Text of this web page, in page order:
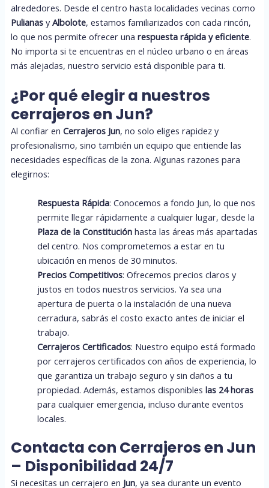
alrededores. Desde el centro hasta localidades vecinas como
PulianasyAlbolote, estamos familiarizados con cada rincón,
lo que nos permite ofrecer una respuesta rápida y eficiente.
No importa si te encuentras en el núcleo urbano o en áreas
más alejadas, nuestro servicio está disponible para ti.
¿Por qué elegir a nuestros
cerrajeros en Jun?
Al confiar en Cerrajeros Jun, no solo eliges rapidez y
profesionalismo, sino también un equipo que entiende las
necesidades específicas de la zona. Algunas razones para
elegirnos:
Respuesta Rápida: Conocemos a fondo Jun, lo que nos
permite llegar rápidamente a cualquier lugar, desde la
Plaza de la Constituciónhasta las áreas más apartadas
del centro. Nos comprometemos a estar en tu
ubicación en menos de 30 minutos.
Precios Competitivos: Ofrecemos precios claros y
justos en todos nuestros servicios. Ya sea una
apertura de puerta o la instalación de una nueva
cerradura, sabrás el costo exacto antes de iniciar el
trabajo.
Cerrajeros Certificados: Nuestro equipo está formado
por cerrajeros certificados con años de experiencia, lo
que garantiza un trabajo seguro y sin daños a tu
propiedad. Además, estamos disponibles las 24 horas
para cualquier emergencia, incluso durante eventos
locales.
Contacta con Cerrajeros en Jun
– Disponibilidad 24/7
Si necesitas un cerrajero en Jun, ya sea durante un evento